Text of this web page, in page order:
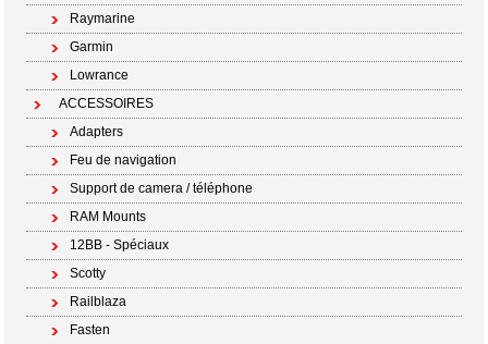
Raymarine
Garmin
Lowrance
ACCESSOIRES
Adapters
Feu de navigation
Support de camera / téléphone
RAM Mounts
12BB - Spéciaux
Scotty
Railblaza
Fasten